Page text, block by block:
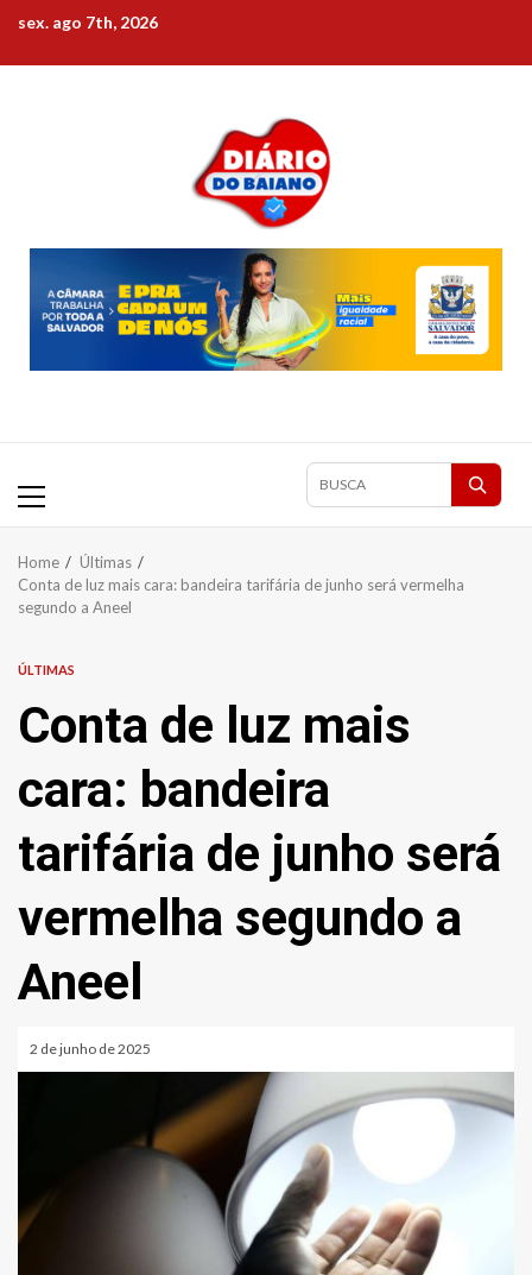
content
sex. ago 7th, 2026
Primary
Pesquisar
Home
Últimas
Conta de luz mais cara: bandeira tarifária de junho será vermelha
segundo a Aneel
ÚLTIMAS
Conta de luz mais
cara: bandeira
tarifária de junho será
vermelha segundo a
Aneel
2 de junho de 2025